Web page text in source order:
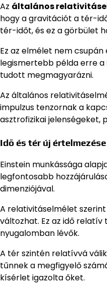
Az általános
hogy a gravitációt a tér-
tér-időt, és ez a görbület
Ez az elmélet nem
legismertebb példa erre a
tudott megmagyarázni.
Az általános
impulzus tenzornak a
asztrofizikai jelenségeket,
Idő és tér új értelmezése
Einstein munkássága
legfontosabb
dimenziójával.
A relativitáselmélet
változhat. Ez az idő
nyugalomban lévők.
A tér szintén relatívvá
tűnnek a megfigyelő
kísérlet igazolta őket.